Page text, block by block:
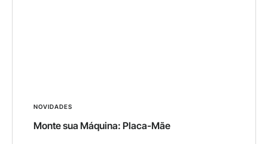
NOVIDADES
Monte sua Máquina: Placa-Mãe